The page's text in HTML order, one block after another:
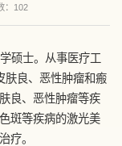
102
硕士。从事医疗工
肤良、恶性肿瘤和瘢
良、恶性肿瘤等疾
斑等疾病的激光美
疗。